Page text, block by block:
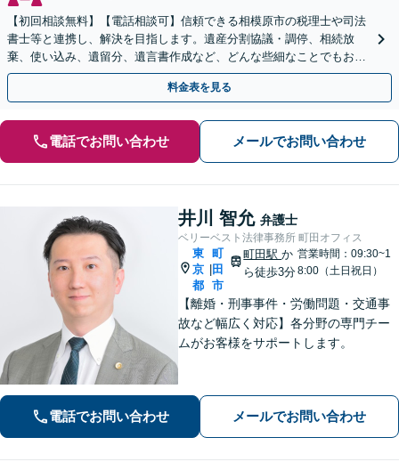
【初回相談無料】【電話相談可】信頼できる相模原市の税理士や司法
書士等と連携し、解決を目指します。遺産分割協議・調停、相続放
棄、使い込み、遺留分、遺言書作成など、どんな些細なことでもお気
軽にご相談ください【休日・夜間面談可】【橋本駅6分】
料金表を見る
電話でお問い合わせ メールでお問い合わせ
井川 智允 弁護士
ベリーベスト法律事務所 町田オフィス
東
京
都
町
田
市
町田駅か
ら徒歩3分
営業時間：09:30~1
8:00（土日祝日）
【離婚・刑事事件・労働問題・交通事
故など幅広く対応】各分野の専門チー
ムがお客様をサポートします。
電話でお問い合わせ メールでお問い合わせ